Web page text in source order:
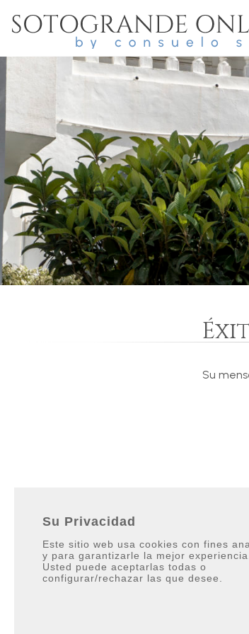
Su
Contacto
Galerías Paniagua local 3.
11310 Sotogrande, San Roque
Su Privacidad
Este sitio web usa cookies con fines
y para garantizarle la mejor experiencia.
Usted puede aceptarlas todas o
configurar/rechazar las que desee.